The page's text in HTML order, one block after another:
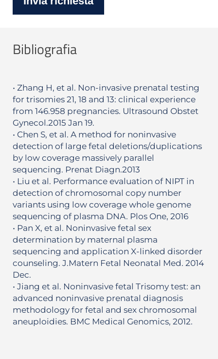
Bibliografia
• Zhang H, et al. Non-invasive prenatal testing
for trisomies 21, 18 and 13: clinical experience
from 146.958 pregnancies. Ultrasound Obstet
Gynecol.2015 Jan 19.
• Chen S, et al. A method for noninvasive
detection of large fetal deletions/duplications
by low coverage massively parallel
sequencing. Prenat Diagn.2013
• Liu et al. Performance evaluation of NIPT in
detection of chromosomal copy number
variants using low coverage whole genome
sequencing of plasma DNA. Plos One, 2016
• Pan X, et al. Noninvasive fetal sex
determination by maternal plasma
sequencing and application X-linked disorder
counseling. J.Matern Fetal Neonatal Med. 2014
Dec.
• Jiang et al. Noninvasive fetal Trisomy test: an
advanced noninvasive prenatal diagnosis
methodology for fetal and sex chromosomal
aneuploidies. BMC Medical Genomics, 2012.